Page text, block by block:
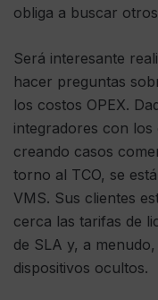
obliga a buscar
Será interesante
hacer preguntas
los costos OPEX.
integradores con los
creando casos
torno al TCO, se
VMS. Sus clientes
cerca las tarifas de
de SLA y, a
dispositivos ocultos.